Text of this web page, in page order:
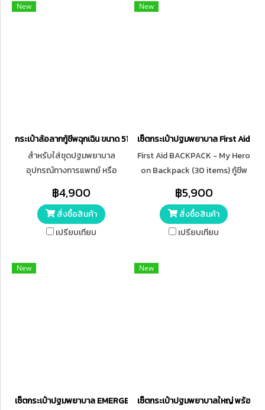
New
กระเป๋าล้อลากกู้ชีพฉุกเฉิน ขนาด 51x35x21 cm. สีแดง
สำหรับใส่ชุดปฐมพยาบาล
อุปกรณ์ทางการแพทย์ หรือ
อุปกรณ์ต่างๆ เหมาะสำหรับกู้ภัย,
ออกหน่วย, เดินทางไกล, ทำ
กิจกรรมนอกสถานที่ ตัวกระเป๋า
ผลิตจากผ้า Oxford เนื้อผ้ามีความ
฿4,900
สั่งซื้อสินค้า
เปรียบเทียบ
New
เซ็ตกระเป๋าปฐมพยาบาล First Aid
First Aid BACKPACK - My Hero
on Backpack (30 items) กู้ชีพ
เป้สะพาย พร้อมอุปกรณ์ 30
รายการ
฿5,900
สั่งซื้อสินค้า
เปรียบเทียบ
New
เซ็ตกระเป๋าปฐมพยาบาล EMERGENCY KIT - 33 ITEMS ( RED )
New
เซ็ตกระเป๋าปฐมพยาบาลใหญ่ พร้อมยา